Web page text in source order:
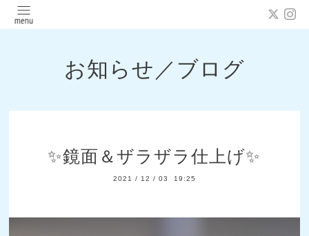
お知らせ／ブログ
✨鏡面＆ザラザラ仕上げ✨
2021 / 12 / 03 19:25